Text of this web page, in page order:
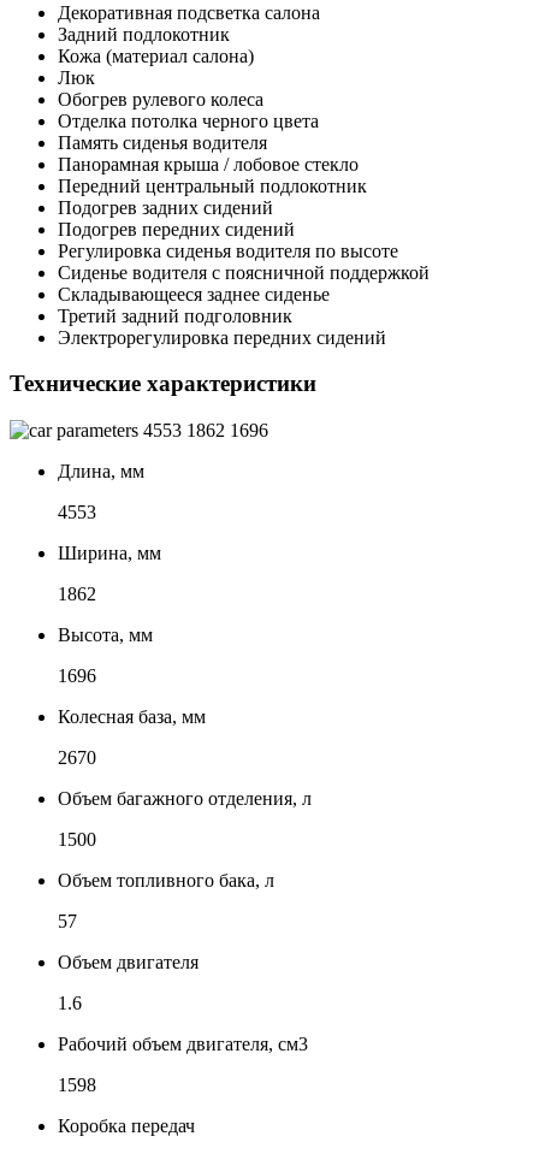
Декоративная подсветка салона
Задний подлокотник
Кожа (материал салона)
Люк
Обогрев рулевого колеса
Отделка потолка черного цвета
Память сиденья водителя
Панорамная крыша / лобовое стекло
Передний центральный подлокотник
Подогрев задних сидений
Подогрев передних сидений
Регулировка сиденья водителя по высоте
Сиденье водителя с поясничной поддержкой
Складывающееся заднее сиденье
Третий задний подголовник
Электрорегулировка передних сидений
Технические характеристики
4553 1862 1696
Длина, мм
4553
Ширина, мм
1862
Высота, мм
1696
Колесная база, мм
2670
Объем багажного отделения, л
1500
Объем топливного бака, л
57
Объем двигателя
1.6
Рабочий объем двигателя, см3
1598
Коробка передач